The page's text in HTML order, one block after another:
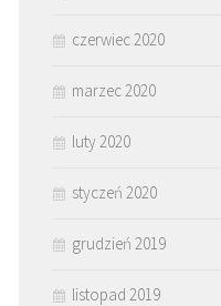
czerwiec 2020
marzec 2020
luty 2020
styczeń 2020
grudzień 2019
listopad 2019